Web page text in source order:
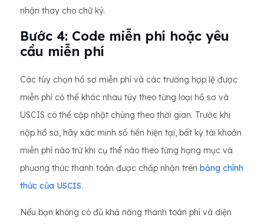
nhận thay cho chữ ký.
Bước 4: Code miễn phí hoặc yêu
cầu miễn phí
Các tùy chọn hồ sơ miễn phí và các trường hợp lệ được
miễn phí có thể khác nhau tùy theo từng loại hồ sơ và
USCIS có thể cập nhật chúng theo thời gian. Trước khi
nộp hồ sơ, hãy xác minh số tiền hiện tại, bất kỳ tài khoản
miễn phí nào trừ khi cụ thể nào theo từng hạng mục và
phương thức thanh toán được chấp nhận trên bảng chính
thức của USCIS.
Nếu bạn không có đủ khả năng thanh toán phí và diện